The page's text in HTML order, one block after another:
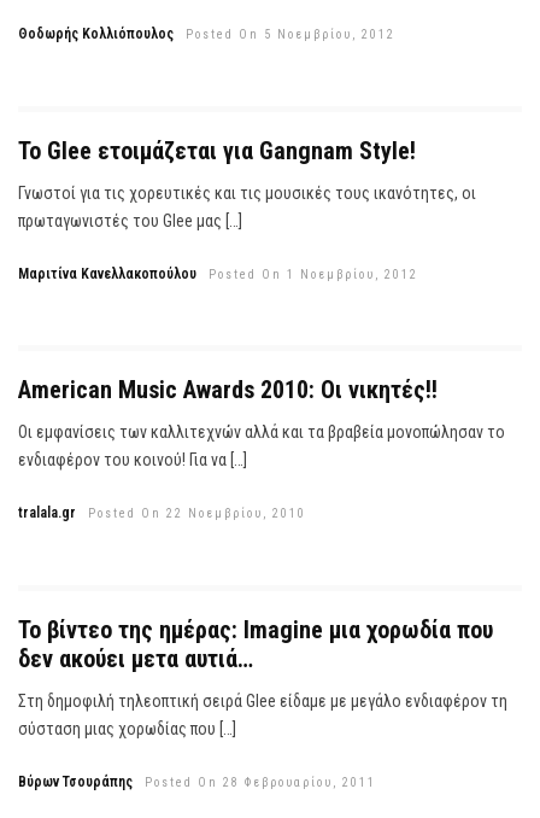
Θοδωρής Κολλιόπουλος Posted On 5 Νοεμβρίου, 2012
To Glee ετοιμάζεται για Gangnam Style!
Γνωστοί για τις χορευτικές και τις μουσικές τους ικανότητες, οι
πρωταγωνιστές του Glee μας […]
Μαριτίνα Κανελλακοπούλου Posted On 1 Νοεμβρίου, 2012
American Music Awards 2010: Οι νικητές!!
Οι εμφανίσεις των καλλιτεχνών αλλά και τα βραβεία μονοπώλησαν το
ενδιαφέρον του κοινού! Για να […]
tralala.gr Posted On 22 Νοεμβρίου, 2010
Το βίντεο της ημέρας: Imagine μια χορωδία που
δεν ακούει μετα αυτιά…
Στη δημοφιλή τηλεοπτική σειρά Glee είδαμε με μεγάλο ενδιαφέρον τη
σύσταση μιας χορωδίας που […]
Βύρων Τσουράπης Posted On 28 Φεβρουαρίου, 2011